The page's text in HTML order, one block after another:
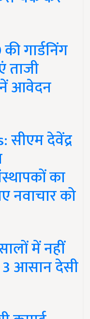
गार्डनिंग
ताजी
आवेदन
देवेंद्र
का
नवाचार को
में नहीं
आसान देसी